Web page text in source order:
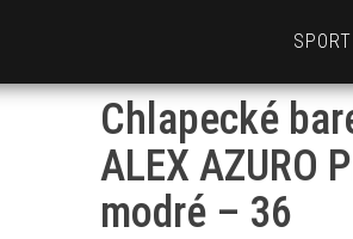
Chlapecké
ALEX AZURO
modré – 36